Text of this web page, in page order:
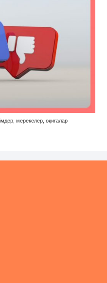
мерекелер, оқиғалар